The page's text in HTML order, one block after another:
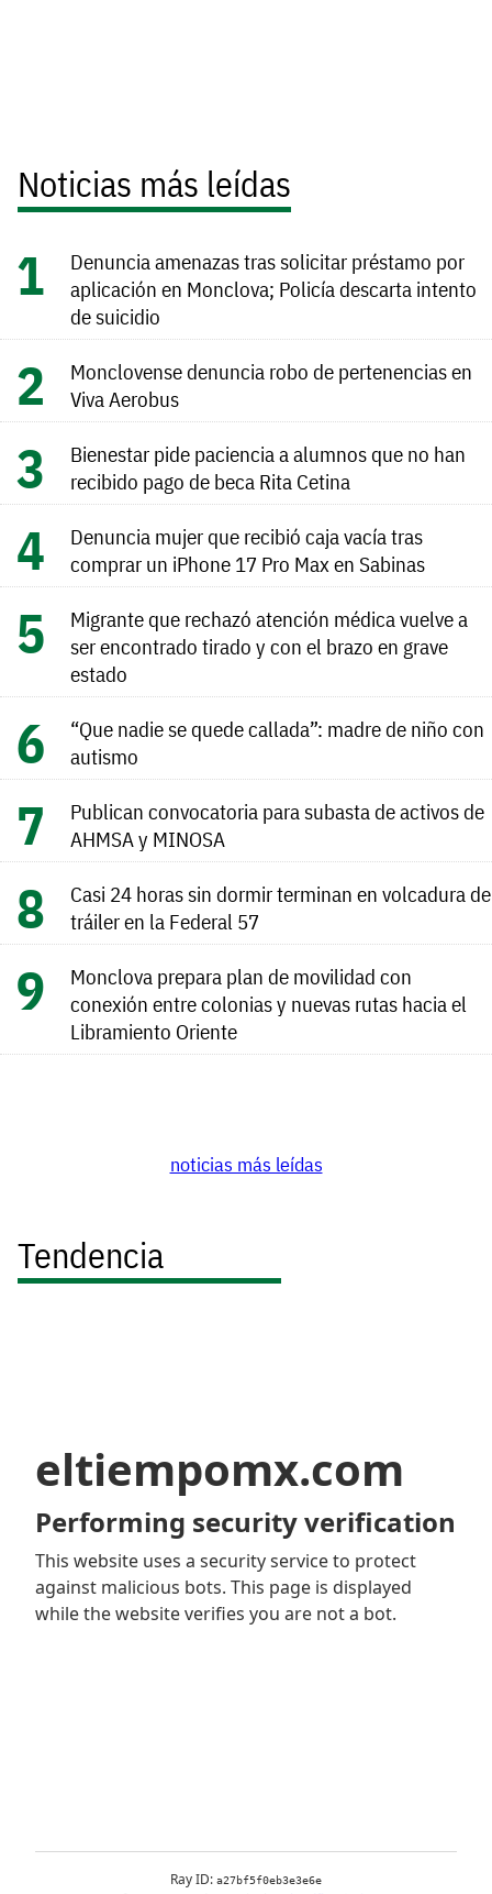
Noticias más leídas
Denuncia amenazas tras solicitar préstamo por
aplicación en Monclova; Policía descarta intento
de suicidio
Monclovense denuncia robo de pertenencias en
Viva Aerobus
Bienestar pide paciencia a alumnos que no han
recibido pago de beca Rita Cetina
Denuncia mujer que recibió caja vacía tras
comprar un iPhone 17 Pro Max en Sabinas
Migrante que rechazó atención médica vuelve a
ser encontrado tirado y con el brazo en grave
estado
“Que nadie se quede callada”: madre de niño con
autismo
Publican convocatoria para subasta de activos de
AHMSA y MINOSA
Casi 24 horas sin dormir terminan en volcadura de
tráiler en la Federal 57
Monclova prepara plan de movilidad con
conexión entre colonias y nuevas rutas hacia el
Libramiento Oriente
noticias más leídas
Tendencia